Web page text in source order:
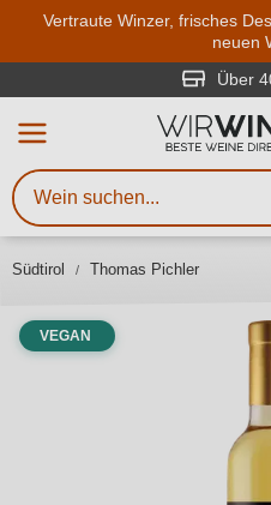
Vertraute Winzer, frisches
neuen
Über
Südtirol Thomas Pichler
VEGAN
Weinsuche
Mindestens 3
Beschreiben
Sie suchen – ob